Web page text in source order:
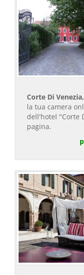
Corte Di
la tua camera
dell'hotel "Corte
pagina.